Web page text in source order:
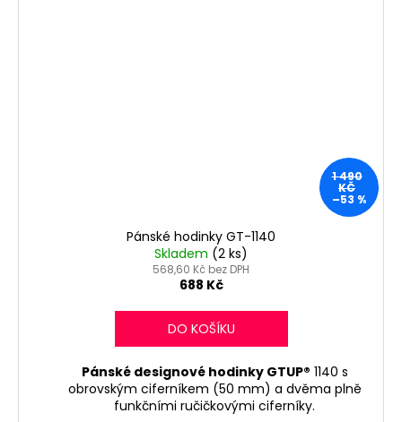
1 490
KČ
–53 %
Pánské hodinky GT-1140
Skladem (2 ks)
568,60 Kč bez DPH
688 Kč
DO KOŠÍKU
Pánské designové hodinky GTUP® 1140 s
obrovským ciferníkem (50 mm) a dvěma plně
funkčními ručičkovými ciferníky.